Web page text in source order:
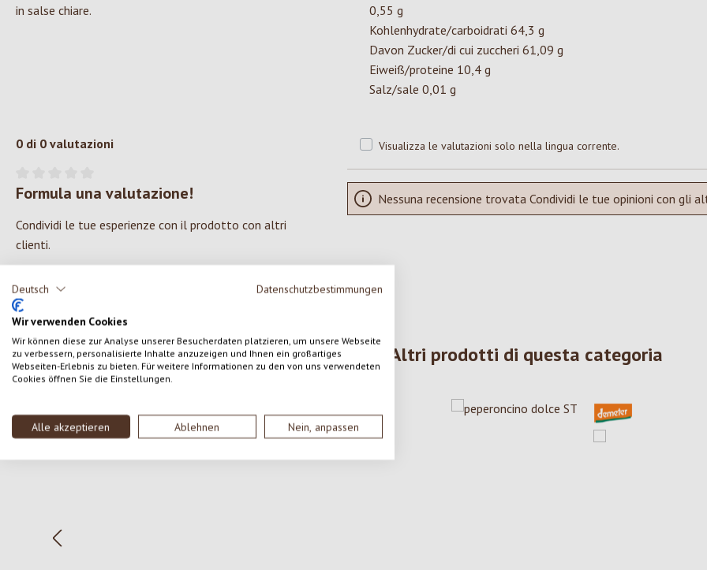
Deutsch Datenschutzbestimmungen
Wir verwenden Cookies
Wir können diese zur Analyse unserer Besucherdaten platzieren, um unsere Webseite
zu verbessern, personalisierte Inhalte anzuzeigen und Ihnen ein großartiges
Webseiten-Erlebnis zu bieten. Für weitere Informationen zu den von uns verwendeten
Cookies öffnen Sie die Einstellungen.
Alle akzeptieren Ablehnen Nein, anpassen
in salse chiare.
0,55 g
Kohlenhydrate/carboidrati 64,3 g
Davon Zucker/di cui zuccheri 61,09 g
Eiweiß/proteine 10,4 g
Salz/sale 0,01 g
0 di 0 valutazioni
Valutazione media di 0 su 5 stelle
Formula una valutazione!
Condividi le tue esperienze con il prodotto con altri
clienti.
SCRIVERE UNA RECENSIONE
Visualizza le valutazioni solo nella lingua corrente.
Nessuna recensione trovata Condividi le tue opinioni con gli
Altri prodotti di questa categoria
Salta la galleria dei prodotti